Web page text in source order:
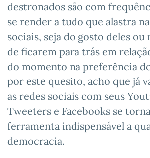
destronados são com
se render a tudo que alastra
sociais, seja do gosto deles ou
de ficarem para trás em
do momento na preferência
por este quesito, acho que já
as redes sociais com seus
Tweeters e Facebooks se
ferramenta indispensável a
democracia.